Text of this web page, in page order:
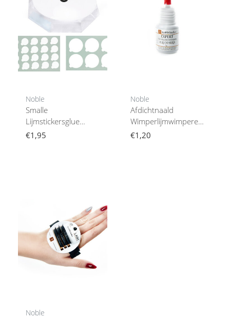
Noble
Smalle
Lijmstickersglue
Stickerswimperextensionswimperlijm
€1,95
Noble
Afdichtnaald
Hulpmiddel
€1,20
Noble